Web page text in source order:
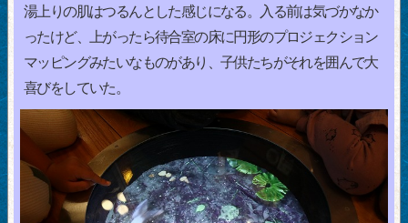
湯上りの肌はつるんとした感じになる。入る前は気づかなか
ったけど、上がったら待合室の床に円形のプロジェクション
マッピングみたいなものがあり、子供たちがそれを囲んで大
喜びをしていた。